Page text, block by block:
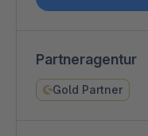
Partneragentur
Gold Partner